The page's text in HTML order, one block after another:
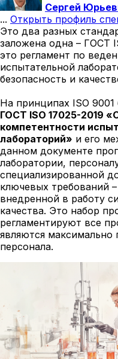
Сергей
... Открыть профиль
Это два разных
заложена одна – ГОСТ
это регламент по
испытательной
безопасность и
На принципах ISO
ГОСТ ISO 17025-2019
компетентности
лабораторий» и его
данном документе
лаборатории,
специализированной
ключевых требований
внедренной в работу
качества. Это набор
регламентируют все
являются
персонала.